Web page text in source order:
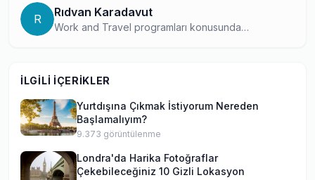
R Rıdvan Karadavut
Work and Travel programları konusunda
bilgisini birleştirerek, Work and Travel adaylarına
kapsamlı rehberlik sunuyor.
İLGILI İÇERIKLER
Yurtdışına Çıkmak İstiyorum Nereden
Başlamalıyım?
9.373 görüntülenme
Londra'da Harika Fotoğraflar
Çekebileceğiniz 10 Gizli Lokasyon